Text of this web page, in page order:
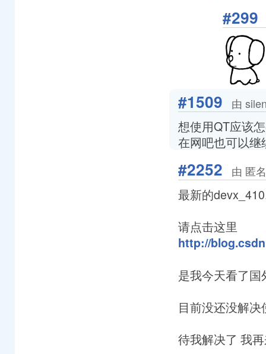
#299
#1509 由
想使用QT应该
在网吧也可以继
#2252 由 匿
最新的
请点击这里
http://
是我今天看了
目前没还没解
待我解决了 我